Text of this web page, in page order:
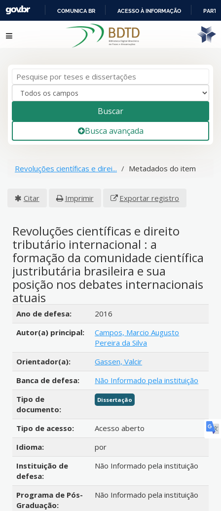
IR
PARA
COMUNICA BR ACESSO À INFORMAÇÃO
Pular para o conteúdo
Buscar
Busca avançada
Revoluções científicas e direi... Metadados do item
Citar Imprimir Exportar registro
Revoluções científicas e direito
tributário internacional : a
formação da comunidade científica
justributária brasileira e sua
posição nos debates internacionais
atuais
Detalhes bibliográficos
Ano de defesa:
2016
Autor(a) principal:
Campos, Marcio Augusto
Pereira da Silva
Orientador(a):
Gassen, Valcir
Banca de defesa:
Não Informado pela instituição
Tipo de
documento:
Dissertação
Tipo de acesso:
Acesso aberto
Idioma:
por
Instituição de
defesa:
Não Informado pela instituição
Programa de Pós-
Graduação:
Não Informado pela instituição